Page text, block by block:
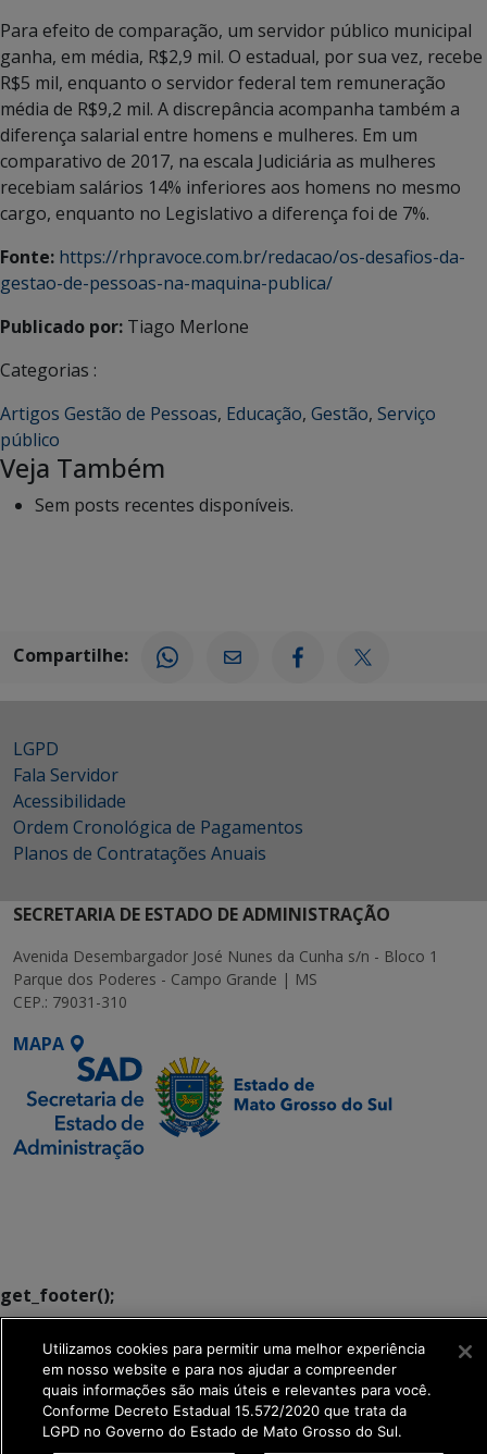
Para efeito de comparação, um servidor público municipal
ganha, em média, R$2,9 mil. O estadual, por sua vez, recebe
R$5 mil, enquanto o servidor federal tem remuneração
média de R$9,2 mil. A discrepância acompanha também a
diferença salarial entre homens e mulheres. Em um
comparativo de 2017, na escala Judiciária as mulheres
recebiam salários 14% inferiores aos homens no mesmo
cargo, enquanto no Legislativo a diferença foi de 7%.
Fonte: https://rhpravoce.com.br/redacao/os-desafios-da-
gestao-de-pessoas-na-maquina-publica/
Publicado por: Tiago Merlone
Categorias :
Artigos Gestão de Pessoas, Educação, Gestão, Serviço
público
Veja Também
Sem posts recentes disponíveis.
Compartilhe:
LGPD
Fala Servidor
Acessibilidade
Ordem Cronológica de Pagamentos
Planos de Contratações Anuais
SECRETARIA DE ESTADO DE ADMINISTRAÇÃO
Avenida Desembargador José Nunes da Cunha s/n - Bloco 1
Parque dos Poderes - Campo Grande | MS
CEP.: 79031-310
MAPA
get_footer();
Utilizamos cookies para permitir uma melhor experiência
em nosso website e para nos ajudar a compreender
quais informações são mais úteis e relevantes para você.
Conforme Decreto Estadual 15.572/2020 que trata da
LGPD no Governo do Estado de Mato Grosso do Sul.